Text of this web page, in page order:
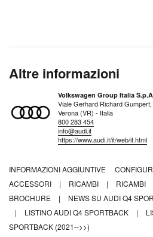
Altre informazioni
Volkswagen Group Italia
Viale Gerhard Richard Gumpert,
Verona (VR) - Italia
800 283 454
info@audi.it
https://www.audi.it/it/web/it.html
INFORMAZIONI AGGIUNTIVE
ACCESSORI
| RICAMBI | RICAMBI
BROCHURE
| NEWS SU AUDI Q4
|
LISTINO AUDI Q4 SPORTBACK |
SPORTBACK (2021-->>)